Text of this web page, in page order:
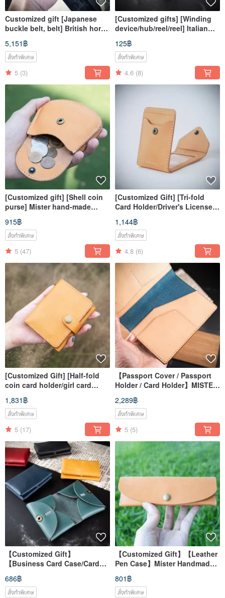
Customized gift [Japanese
buckle belt, belt] British horse
bridle leather tailor-made
MISTER leather goods
5,151฿
สั่งทำพิเศษ
5 (3)
[Customized gifts] [Winding
device/hub/reel/reel] Italian
vegetable tanned leather
125฿
สั่งทำพิเศษ
4.6 (8)
[Customized gift] [Shell coin
purse] Mister hand-made
material bag customized
lettering
915฿
สั่งทำพิเศษ
5 (47)
[Customized Gift] [Tri-fold
Card Holder/Driver's License
Card Holder] Mister Handmade
Material Bag
1,144฿
สั่งทำพิเศษ
4.8 (6)
[Customized Gift] [Half-fold
coin card holder/girl card
holder] Mister hand-made
material bag
1,831฿
สั่งทำพิเศษ
5 (17)
【Passport Cover / Passport
Holder / Card Holder】MISTER
Handmade Leather Goods |
Premium Italian Leather
2,289฿
สั่งทำพิเศษ
5 (5)
【Customized Gift】
【Business Card Case/Card
Holder】Mister Handmade
Material for Christmas
Exchange Gift
686฿
สั่งทำพิเศษ
【Customized Gift】【Leather
Pen Case】Mister Handmade
Material Bag Customized
Lettering
801฿
สั่งทำพิเศษ